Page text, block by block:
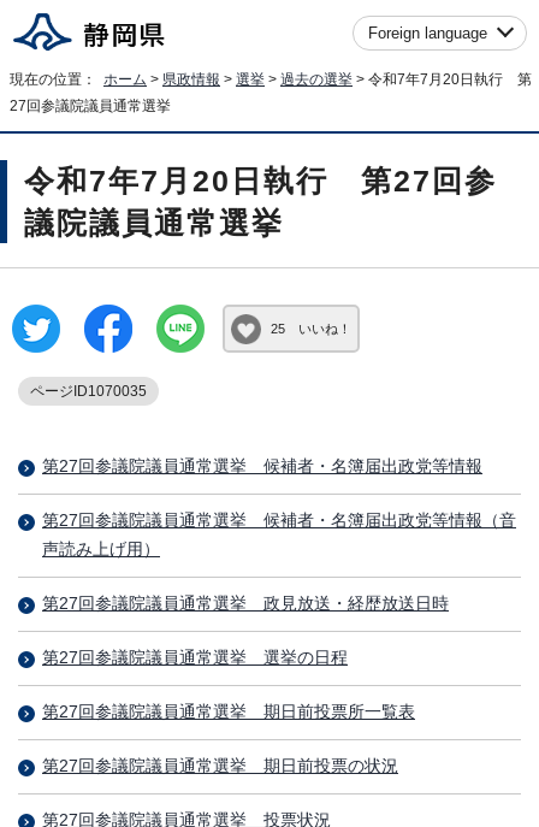
Foreign language
現在の位置： ホーム > 県政情報 > 選挙 > 過去の選挙 > 令和7年7月20日執行 第
27回参議院議員通常選挙
令和7年7月20日執行 第27回参
議院議員通常選挙
25 いいね！
ページID1070035
第27回参議院議員通常選挙 候補者・名簿届出政党等情報
第27回参議院議員通常選挙 候補者・名簿届出政党等情報（音
声読み上げ用）
第27回参議院議員通常選挙 政見放送・経歴放送日時
第27回参議院議員通常選挙 選挙の日程
第27回参議院議員通常選挙 期日前投票所一覧表
第27回参議院議員通常選挙 期日前投票の状況
第27回参議院議員通常選挙 投票状況